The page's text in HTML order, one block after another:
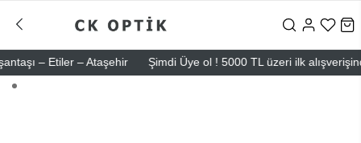
– Etiler – Ataşehir Şimdi Üye ol ! 5000 TL üzeri ilk alışverişinde